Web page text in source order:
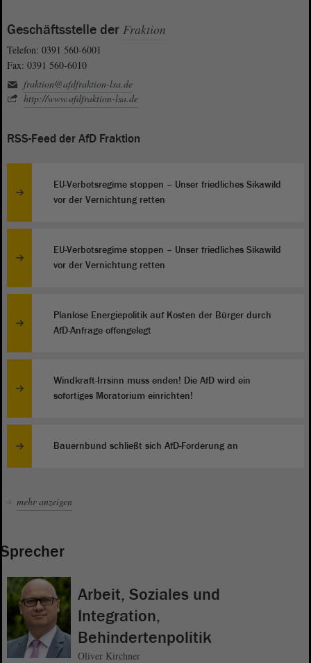
Geschäftsstelle der Fraktion
Telefon: 0391 560-6001
Fax: 0391 560-6010
fraktion@afdfraktion-lsa.de
http://www.afdfraktion-lsa.de
RSS-Feed der AfD Fraktion
EU-Verbotsregime stoppen – Unser friedliches Sikawild
vor der Vernichtung retten
EU-Verbotsregime stoppen – Unser friedliches Sikawild
vor der Vernichtung retten
Planlose Energiepolitik auf Kosten der Bürger durch
AfD-Anfrage offengelegt
Windkraft-Irrsinn muss enden! Die AfD wird ein
sofortiges Moratorium einrichten!
Bauernbund schließt sich AfD-Forderung an
mehr anzeigen
Sprecher
Arbeit, Soziales und
Integration,
Behindertenpolitik
Oliver Kirchner